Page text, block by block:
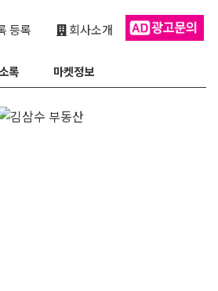
회사소개
등록
록 마켓정보